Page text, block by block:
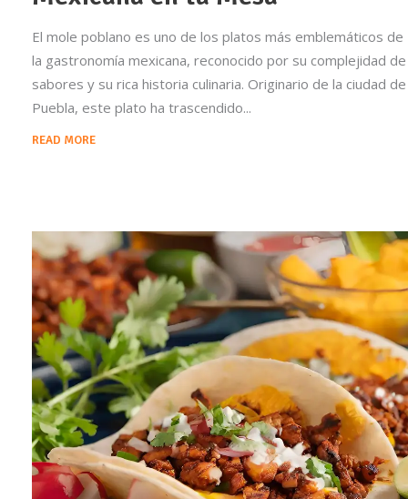
El mole poblano es uno de los platos más emblemáticos de
la gastronomía mexicana, reconocido por su complejidad de
sabores y su rica historia culinaria. Originario de la ciudad de
Puebla, este plato ha trascendido
READ MORE